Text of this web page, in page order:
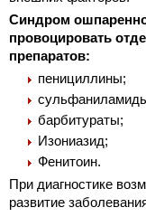
Синдром
провоцировать
препаратов:
пенициллины;
барбитураты;
Изониазид;
Фенитоин.
При диагностике
развитие